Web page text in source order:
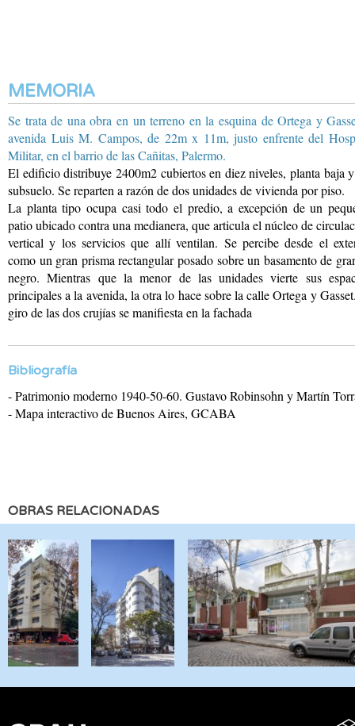
MEMORIA
Se trata de una obra en un terreno en la esquina de Ortega y
avenida Luis M. Campos, de 22m x 11m, justo enfrente del
Militar, en el barrio de las Cañitas, Palermo.
El edificio distribuye 2400m2 cubiertos en diez niveles, planta baja
subsuelo. Se reparten a razón de dos unidades de vivienda por piso.
La planta tipo ocupa casi todo el predio, a excepción de un
patio ubicadocontra una medianera, que articula el núcleode
vertical y los servicios que allíventilan. Se percibe desde el
como un gran prisma rectangular posado sobre un basamento de
negro. Mientras que la menor de las unidades vierte sus
principalesa la avenida, la otra lo hace sobre la calleOrtega y
girode las dos crujías semanifiesta en la fachada
Bibliografía
- Patrimonio moderno 1940-50-60. Gustavo Robinsohn y Martín
- Mapa interactivo de Buenos Aires, GCABA
OBRAS RELACIONADAS